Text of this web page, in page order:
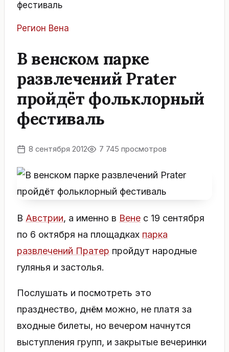
фестиваль
Регион Вена
В венском парке
развлечений Prater
пройдёт фольклорный
фестиваль
8 сентября 2012 7 745 просмотров
В Австрии, а именно в Вене с 19 сентября
по 6 октября на площадках парка
развлечений Пратер пройдут народные
гулянья и застолья.
Послушать и посмотреть это
празднество, днём можно, не платя за
входные билеты, но вечером начнутся
выступления групп, и закрытые вечеринки